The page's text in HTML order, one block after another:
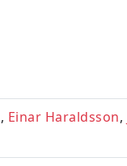
, Einar Haraldsson,